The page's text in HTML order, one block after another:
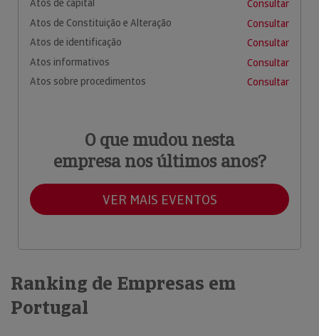
Atos de capital
Consultar
Atos de Constituição e Alteração
Consultar
Atos de identificação
Consultar
Atos informativos
Consultar
Atos sobre procedimentos
Consultar
O que mudou nesta
empresa nos últimos anos?
VER MAIS EVENTOS
Ranking de Empresas em
Portugal